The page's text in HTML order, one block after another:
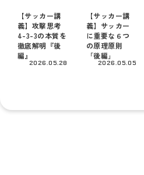
【サッカー講
義】攻撃思考
4-3-3の本質を
徹底解明『後
編』
2026.05.28
【サッカー講
義】サッカー
に重要な６つ
の原理原則
「後編」
2026.05.05